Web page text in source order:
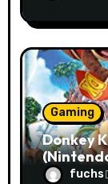
Gaming
Donkey
Sparefuchs